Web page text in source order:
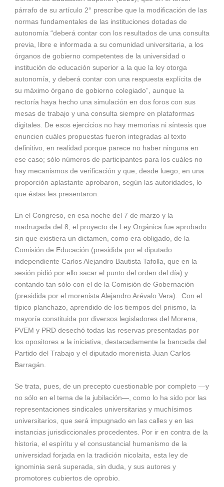
párrafo de su artículo 2° prescribe que la modificación de las
normas fundamentales de las instituciones dotadas de
autonomía “deberá contar con los resultados de una consulta
previa, libre e informada a su comunidad universitaria, a los
órganos de gobierno competentes de la universidad o
institución de educación superior a la que la ley otorga
autonomía, y deberá contar con una respuesta explícita de
su máximo órgano de gobierno colegiado”, aunque la
rectoría haya hecho una simulación en dos foros con sus
mesas de trabajo y una consulta siempre en plataformas
digitales. De esos ejercicios no hay memorias ni síntesis que
enuncien cuáles propuestas fueron integradas al texto
definitivo, en realidad porque parece no haber ninguna en
ese caso; sólo números de participantes para los cuáles no
hay mecanismos de verificación y que, desde luego, en una
proporción aplastante aprobaron, según las autoridades, lo
que éstas les presentaron.
En el Congreso, en esa noche del 7 de marzo y la
madrugada del 8, el proyecto de Ley Orgánica fue aprobado
sin que existiera un dictamen, como era obligado, de la
Comisión de Educación (presidida por el diputado
independiente Carlos Alejandro Bautista Tafolla, que en la
sesión pidió por ello sacar el punto del orden del día) y
contando tan sólo con el de la Comisión de Gobernación
(presidida por el morenista Alejandro Arévalo Vera). Con el
típico planchazo, aprendido de los tiempos del priismo, la
mayoría constituida por diversos legisladores del Morena,
PVEM y PRD desechó todas las reservas presentadas por
los opositores a la iniciativa, destacadamente la bancada del
Partido del Trabajo y el diputado morenista Juan Carlos
Barragán.
Se trata, pues, de un precepto cuestionable por completo —y
no sólo en el tema de la jubilación—, como lo ha sido por las
representaciones sindicales universitarias y muchísimos
universitarios, que será impugnado en las calles y en las
instancias jurisdiccionales procedentes. Por ir en contra de la
historia, el espíritu y el consustancial humanismo de la
universidad forjada en la tradición nicolaita, esta ley de
ignominia será superada, sin duda, y sus autores y
promotores cubiertos de oprobio.